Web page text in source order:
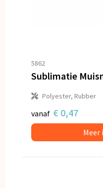
5862
Sublimatie
Polyester, Rubber
vanaf € 0,47